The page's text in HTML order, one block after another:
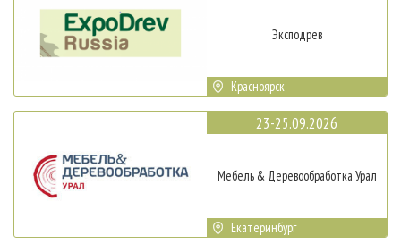
Эксподрев
Красноярск
23-25.09.2026
Мебель & Деревообработка Урал
Екатеринбург